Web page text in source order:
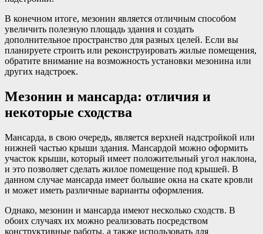
В конечном итоге, мезонин является отличным способом
увеличить полезную площадь здания и создать
дополнительное пространство для разных целей. Если вы
планируете строить или реконструировать жилые помещения,
обратите внимание на возможность установки мезонина или
других надстроек.
Мезонин и мансарда: отличия и
некоторые сходства
Мансарда, в свою очередь, является верхней надстройкой или
нижней частью крыши здания. Мансардой можно оформить
участок крыши, который имеет положительный угол наклона,
и это позволяет сделать жилое помещение под крышей. В
данном случае мансарда имеет большие окна на скате кровли
и может иметь различные варианты оформления.
Однако, мезонин и мансарда имеют несколько сходств. В
обоих случаях их можно реализовать посредством
конструктивные работы, а также использовать для